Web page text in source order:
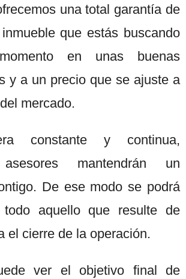
una total garantía de
que estás buscando
en unas buenas
y a un precio que se ajuste a
mercado.
constante y continua,
mantendrán un
De ese modo se podrá
todo aquello que resulte de
el cierre de la operación.
ver el objetivo final de